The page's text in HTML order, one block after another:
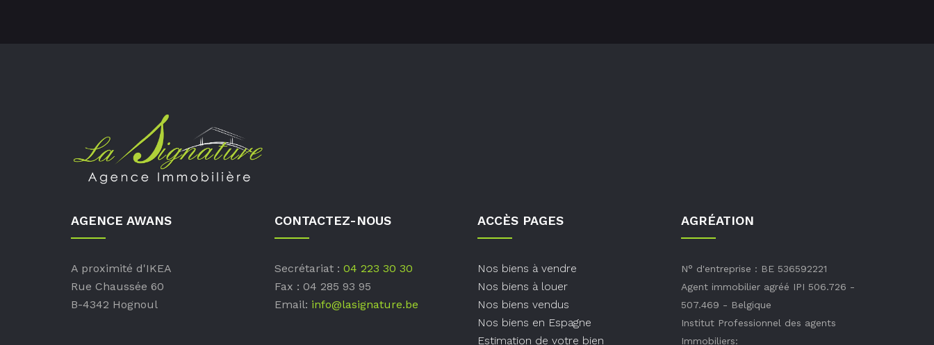
AGENCE AWANS
A proximité d'IKEA
Rue Chaussée 60
B-4342 Hognoul
CONTACTEZ-NOUS
Secrétariat : 04 223 30 30
Fax : 04 285 93 95
Email: info@lasignature.be
ACCÈS PAGES
Nos biens à vendre
Nos biens à louer
Nos biens vendus
Nos biens en Espagne
Estimation de votre bien
AGRÉATION
N° d'entreprise : BE 536592221
Agent immobilier agréé IPI 506.726 -
507.469 - Belgique
Institut Professionnel des agents
Immobiliers: